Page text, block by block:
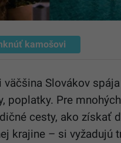
kamošovi
Slovákov
poplatky. Pre
cesty, ako získať
krajine – si vyžadujú